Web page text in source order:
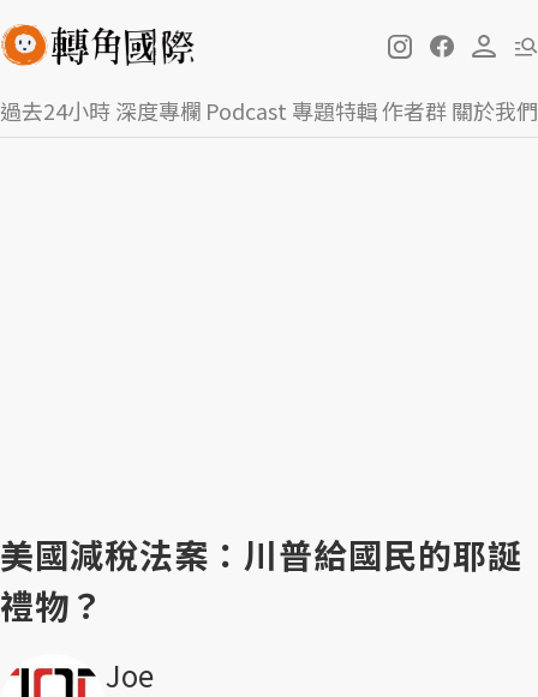
過去24小時深度專欄 Podcast 專題特輯作者群關於我們
美國減稅法案：川普給國民的耶誕
禮物？
Joe